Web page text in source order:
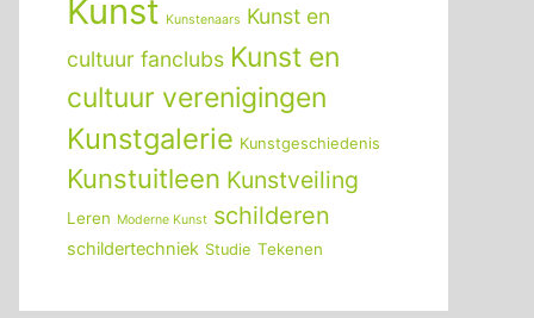
Kunst Kunstenaars Kunst en
cultuur fanclubs Kunst en
cultuur verenigingen
Kunstgalerie Kunstgeschiedenis
Kunstuitleen Kunstveiling
Leren Moderne Kunst schilderen
schildertechniek Studie Tekenen